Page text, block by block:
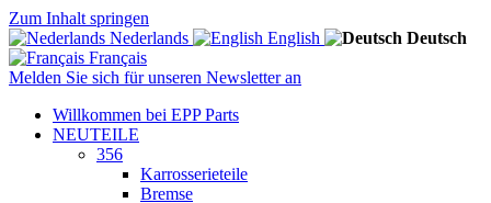
Zum Inhalt springen
Nederlands
English
Deutsch
Français
Melden Sie sich für unseren Newsletter an
Willkommen bei EPP Parts
NEUTEILE
356
Karrosserieteile
Bremse